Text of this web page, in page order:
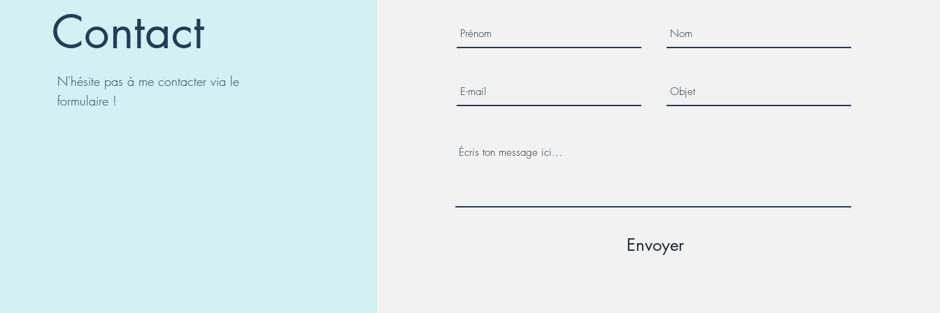
Contact
N'hésite pas à me contacter via le
formulaire !
Envoyer